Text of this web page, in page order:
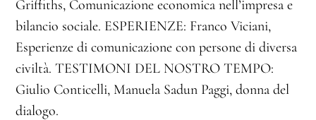
Griffiths, Comunicazione economica nell’impresa e
bilancio sociale. ESPERIENZE: Franco Viciani,
Esperienze di comunicazione con persone di diversa
civiltà. TESTIMONI DEL NOSTRO TEMPO:
Giulio Conticelli, Manuela Sadun Paggi, donna del
dialogo.